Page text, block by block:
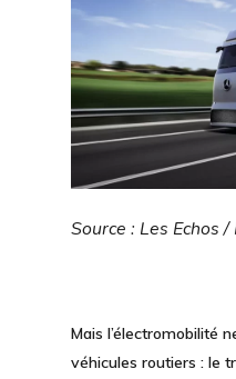
Source : Les Echos
Mais l’électromobilité
véhicules routiers : le